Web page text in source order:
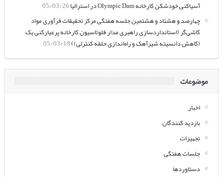
آسیاکنی خودشکن کارخانه Olympic Dam در استرالیا
05/03/26
چهارصد و هشتاد و هشتمین جلسه هفتگی مرکز تحقیقات فرآوری مواد
کاشی‌گر (استانداردسازی راهبری مدار فلوتاسیون کارخانه پرعیارکنی یک
(کاهش دانسیته شیرآهک و راه‌اندازی حلقه کنترلی))05/03/18
موضوعات
اخبار
بازدید کنندگان
تجهیزات
جلسات هفتگی
دستاوردها